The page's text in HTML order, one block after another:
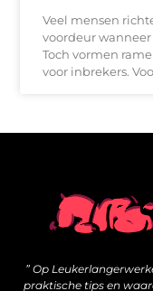
Veel mensen
voordeur
Toch vormen
voor inbrekers.
” Op
praktische tips en